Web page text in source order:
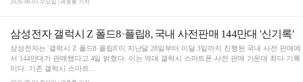
2026-08-05 수요일 | 곽호룡 기자
삼성전자 갤럭시 Z 폴드8·플립8, 국내 사전판매 144만대 '신기록'
삼성전자는 '갤럭시 Z 폴드8·플립8'이 지난달 28일부터 이달 3일까지 진행된 국내 사전 판매에
서 144만대가 판매됐다고 4일 밝혔다. 이는 역대 갤럭시 스마트폰 사전 판매 가운데 최다 기록
이다. 기존 갤럭시 스마트...